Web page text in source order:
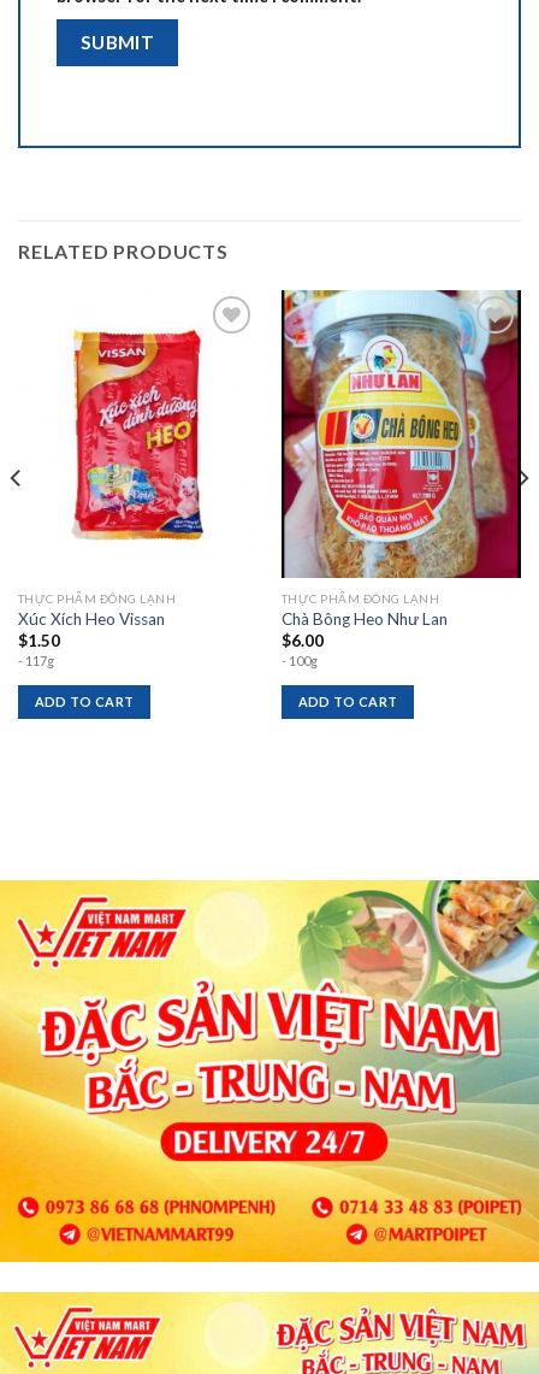
RELATED PRODUCTS
wishlist
THỰC PHẨM ĐÔNG LẠNH
Xúc Xích Heo Vissan
$1.50
- 117g
ADD TO CART
Add to
wishlist
THỰC PHẨM ĐÔNG LẠNH
Chà Bông Heo Như Lan
$6.00
- 100g
ADD TO CART